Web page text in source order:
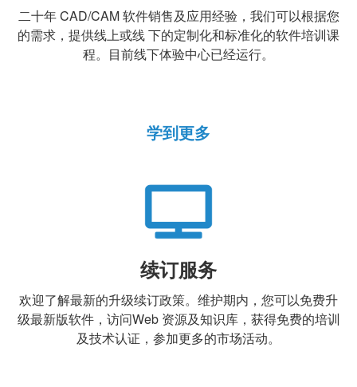
二十年 CAD/CAM 软件销售及应用经验，我们可以根据您
的需求，提供线上或线 下的定制化和标准化的软件培训课
程。目前线下体验中心已经运行。
学到更多
续订服务
欢迎了解最新的升级续订政策。维护期内，您可以免费升
级最新版软件，访问Web 资源及知识库，获得免费的培训
及技术认证，参加更多的市场活动。